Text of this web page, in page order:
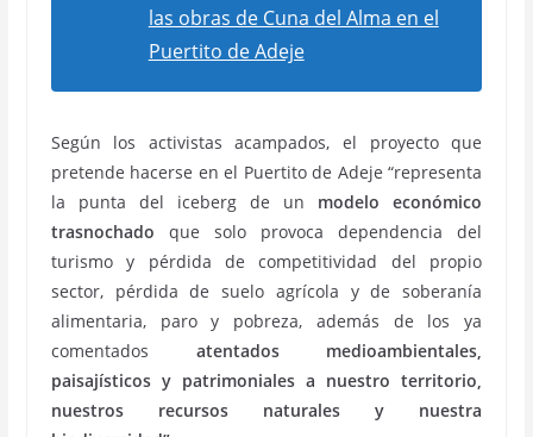
las obras de Cuna del Alma en el
Puertito de Adeje
Según los activistas acampados, el proyecto que
pretende hacerse en el Puertito de Adeje “representa
la punta del iceberg de un modelo económico
trasnochado que solo provoca dependencia del
turismo y pérdida de competitividad del propio
sector, pérdida de suelo agrícola y de soberanía
alimentaria, paro y pobreza, además de los ya
comentados atentados medioambientales,
paisajísticos y patrimoniales a nuestro territorio,
nuestros recursos naturales y nuestra